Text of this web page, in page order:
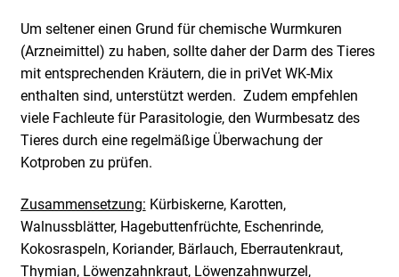
Um seltener einen Grund für chemische Wurmkuren
(Arzneimittel) zu haben, sollte daher der Darm des Tieres
mit entsprechenden Kräutern, die in priVet WK-Mix
enthalten sind, unterstützt werden. Zudem empfehlen
viele Fachleute für Parasitologie, den Wurmbesatz des
Tieres durch eine regelmäßige Überwachung der
Kotproben zu prüfen.
Zusammensetzung: Kürbiskerne, Karotten,
Walnussblätter, Hagebuttenfrüchte, Eschenrinde,
Kokosraspeln, Koriander, Bärlauch, Eberrautenkraut,
Thymian, Löwenzahnkraut, Löwenzahnwurzel,